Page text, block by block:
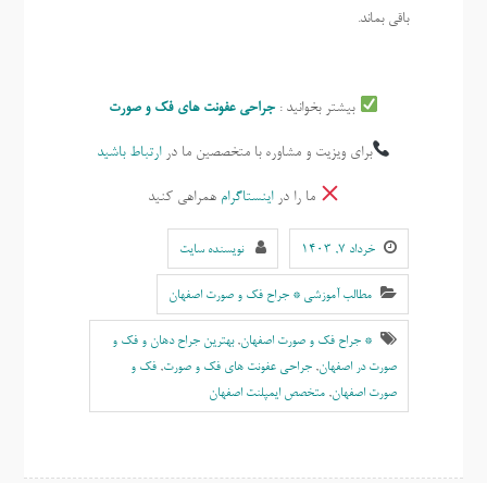
باقی بماند.
بیشتر بخوانید : جراحی عفونت های فک و صورت
برای ویزیت و مشاوره با متخصصین ما درارتباط باشید
ما را دراینستاگرام همراهی کنید
خرداد ۷, ۱۴۰۳ نویسنده سایت
مطالب آموزشی * جراح فک و صورت اصفهان
* جراح فک و صورت اصفهان,بهترين جراح دهان و فک و
صورت در اصفهان, جراحی عفونت های فک و صورت, فک و
صورت اصفهان, متخصص ايمپلنت اصفهان